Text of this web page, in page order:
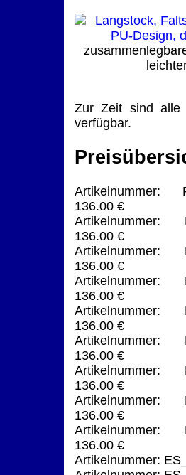
Zur Zeit sind alle
verfügbar.
Artikelnummer:
136.00 €
Artikelnummer:
136.00 €
Artikelnummer:
136.00 €
Artikelnummer:
136.00 €
Artikelnummer:
136.00 €
Artikelnummer:
136.00 €
Artikelnummer:
136.00 €
Artikelnummer:
136.00 €
Artikelnummer:
136.00 €
Artikelnummer: